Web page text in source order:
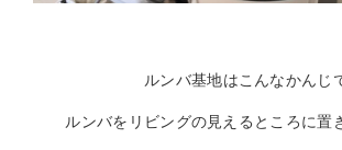
ルンバ基地はこんなかんじ
ルンバをリビングの見えるところに置